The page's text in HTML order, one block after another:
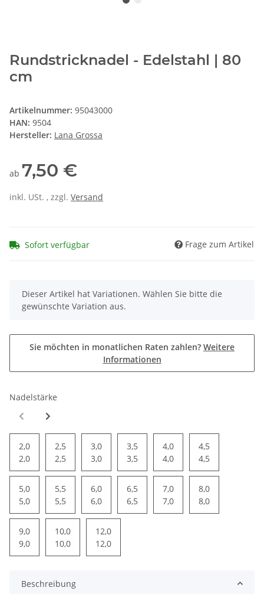
Rundstricknadel - Edelstahl | 80
cm
Artikelnummer: 95043000
HAN: 9504
Hersteller: Lana Grossa
ab 7,50 €
inkl. USt. , zzgl. Versand
Sofort verfügbar Frage zum Artikel
x
Dieser Artikel hat Variationen. Wählen Sie bitte die
gewünschte Variation aus.
Sie möchten in monatlichen Raten zahlen? Weitere
Informationen
Nadelstärke
2,0
2,0
2,5
2,5
3,0
3,0
3,5
3,5
4,0
4,0
4,5
4,5
5,0
5,0
5,5
5,5
6,0
6,0
6,5
6,5
7,0
7,0
8,0
8,0
9,0
9,0
10,0
10,0
12,0
12,0
Beschreibung